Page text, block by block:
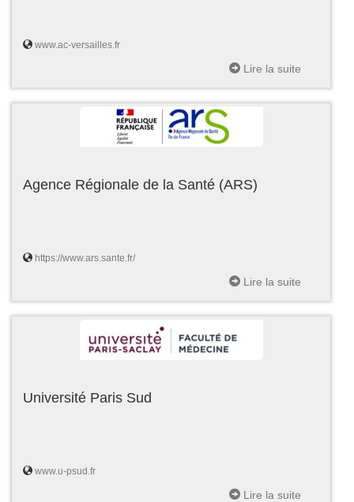
www.ac-versailles.fr
Lire la suite
Agence Régionale de la Santé (ARS)
https://www.ars.sante.fr/
Lire la suite
Université Paris Sud
www.u-psud.fr
Lire la suite